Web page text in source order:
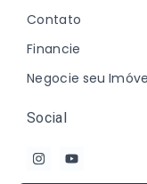
Contato
Financie
Negocie seu
Social